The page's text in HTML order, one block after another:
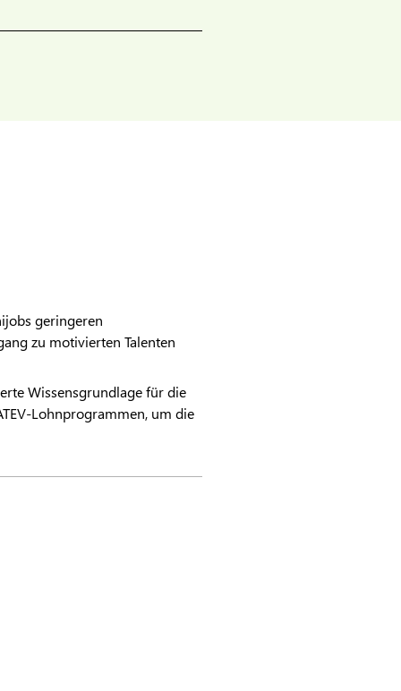
geringeren
zu motivierten Talenten
Wissensgrundlage für die
-Lohnprogrammen, um die